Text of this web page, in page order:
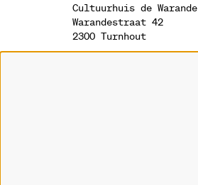
Cultuurhuis de Warande
Warandestraat 42
2300 Turnhout